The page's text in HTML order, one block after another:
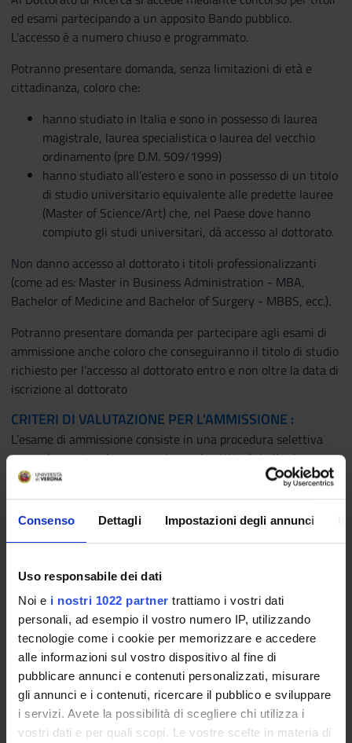
Consenso Dettagli Impostazioni degli annunci
Uso responsabile dei dati
Noi e i nostri 1022 partner trattiamo i vostri dati
personali, ad esempio il vostro numero IP, utilizzando
tecnologie come i cookie per memorizzare e accedere
alle informazioni sul vostro dispositivo al fine di
pubblicare annunci e contenuti personalizzati, misurare
gli annunci e i contenuti, ricercare il pubblico e sviluppare
i servizi. Avete la possibilità di scegliere chi utilizza i
vostri dati e per quali scopi. Le vostre scelte in materia di
ed esami partecipando a un apposito Bando pubblico.
L'accesso è a numero chiuso e programmato.
Potranno presentare domanda, senza limitazioni di età e
cittadinanza, coloro che:
hanno studiato in Italia e sono in possesso di laurea
magistrale, laurea specialistica o laurea del vecchio
ordinamento (pre D.M. 509/1999)
hanno studiato all’estero e sono in possesso di un titolo
di studio universitario equivalente alle predette lauree
(Master of Science/Art) che, nel Paese dove hanno
compiuto gli studi universitari, dà accesso al dottorato.
Non danno accesso al dottorato i titoli professionalizzanti
(come ad es: Master in Business Administration - MBA,
Bachelor of Medicine and Bachelor of Surgery - MBBS, ecc.).
Potranno presentare domanda per partecipare agli esami di
ammissione anche coloro che conseguiranno il titolo di studio
richiesto per l’accesso al dottorato entro e non oltre la data di
iscrizione al dottorato
CRITERI DI VALUTAZIONE PER L'AMMISSIONE :
L’esame di ammissione consiste in una procedura selettiva
tesa ad accertare la preparazione e le attitudini alla ricerca
scientifica e volta ad assicurare un’idonea valutazione
comparativa dei candidati.
Le modalità di selezione e i criteri di valutazione delle prove di
ammissione sono indicati nel Bando di concorso.
TASSE E CONTRIBUTI :
A seguito del superamento del relativo concorso i dottorandi
dovranno versare un’unica rata al momento dell’iscrizione di
€ 208,00 composta da € 192,00 a titolo di tassa regionale
diritto allo studio, € 16,00 per imposta di bollo assolta in
modo virtuale.
Come candidarsi